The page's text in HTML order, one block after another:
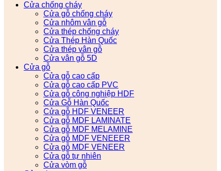
Cửa chống cháy
Cửa gỗ chống cháy
Cửa nhôm vân gỗ
Cửa thép chống cháy
Cửa Thép Hàn Quốc
Cửa thép vân gỗ
Cửa vân gỗ 5D
Cửa gỗ
Cửa gỗ cao cấp
Cửa gỗ cao cấp PVC
Cửa gỗ công nghiệp HDF
Cửa Gỗ Hàn Quốc
Cửa gỗ HDF VENEER
Cửa gỗ MDF LAMINATE
Cửa gỗ MDF MELAMINE
Cửa gỗ MDF VENEEER
Cửa gỗ MDF VENEER
Cửa gỗ tự nhiên
Cửa vòm gỗ